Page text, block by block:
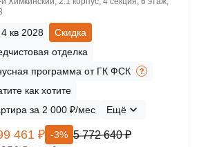
4 кв 2028
Скидка
отделка
программа от ГК ФСК
как хотите
за 2 000 ₽/мес
Ещё
461 ₽ -3% 5 772 640 ₽